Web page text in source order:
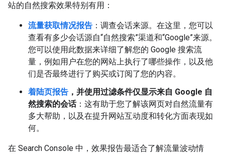
站的自然搜索效果特别有用：
流量获取情况报告 ：调查会话来源。在这里，您可以
查看有多少会话源自“自然搜索”渠道和“Google”来源。
您可以使用此数据来详细了解您的 Google 搜索流
量，例如用户在您的网站上执行了哪些操作，以及他
们是否最终进行了购买或订阅了您的内容。
着陆页报告 ，并使用过滤条件仅显示来自 Google 自
然搜索的会话：这有助于您了解该网页对自然流量有
多大帮助，以及在提升网站互动度和转化方面表现如
何。
在 Search Console 中，效果报告最适合了解流量波动情